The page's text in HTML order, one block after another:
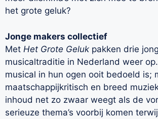
het grote geluk?
Jonge makers collectief
Met Het Grote Geluk pakken drie
musicaltraditie in Nederland weer
musical in hun ogen ooit bedoeld is;
maatschappijkritisch en breed
inhoud net zo zwaar weegt als de
serieuze thema’s voorbij komen